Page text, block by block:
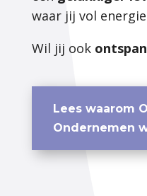
waar jij vol
Wil jij ook
Lees waarom
Ondernemen